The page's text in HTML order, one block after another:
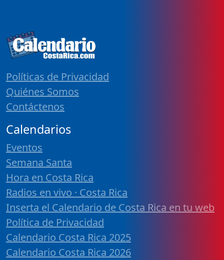
Políticas de Privacidad
Quiénes Somos
Contáctenos
Calendarios
Eventos
Semana Santa
Hora en Costa Rica
Radios en vivo · Costa Rica
Inserta el Calendario de Costa Rica en tu web
Política de Privacidad
Calendario Costa Rica 2025
Calendario Costa Rica 2026